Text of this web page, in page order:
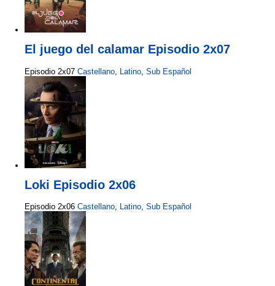
El juego del calamar Episodio 2x07
Episodio 2x07 Castellano Latino Sub Español
Loki Episodio 2x06
Episodio 2x06 Castellano Latino Sub Español